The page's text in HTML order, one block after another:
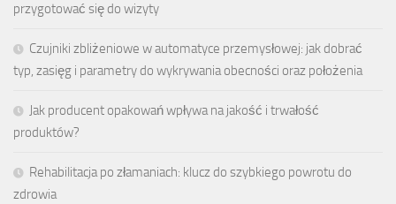
przygotować się do wizyty
Czujniki zbliżeniowe w automatyce przemysłowej: jak dobrać
typ, zasięg i parametry do wykrywania obecności oraz położenia
Jak producent opakowań wpływa na jakość i trwałość
produktów?
Rehabilitacja po złamaniach: klucz do szybkiego powrotu do
zdrowia